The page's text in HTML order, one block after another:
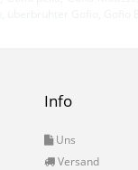
Info
Uns
Versand